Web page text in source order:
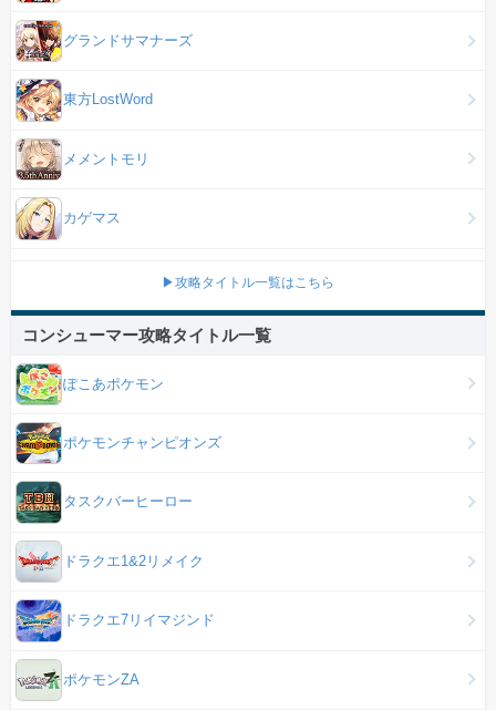
グランドサマナーズ
東方LostWord
メメントモリ
カゲマス
▶攻略タイトル一覧はこちら
コンシューマー攻略タイトル一覧
ぽこあポケモン
ポケモンチャンピオンズ
タスクバーヒーロー
ドラクエ1&2リメイク
ドラクエ7リイマジンド
ポケモンZA